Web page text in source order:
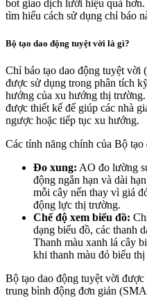
bot giao dịch lưới hiệu quả
tìm hiểu cách sử dụng chỉ báo
Bộ tạo dao động tuyệt vời là gì?
Chỉ báo tạo dao động tuyệt
được sử dụng trong phân tích
hướng của xu hướng thị
được thiết kế để giúp các nhà
ngược hoặc tiếp tục xu hướng.
Các tính năng chính của Bộ
Đo xung: AO đo lường
động ngắn hạn và dài
mỗi cây nến thay vì giá
động lực thị trường.
Chế độ xem biểu đồ:
dạng biểu đồ, các thanh
Thanh màu xanh lá cây
khi thanh màu đỏ biểu
Bộ tạo dao động tuyệt vời
trung bình động đơn giản